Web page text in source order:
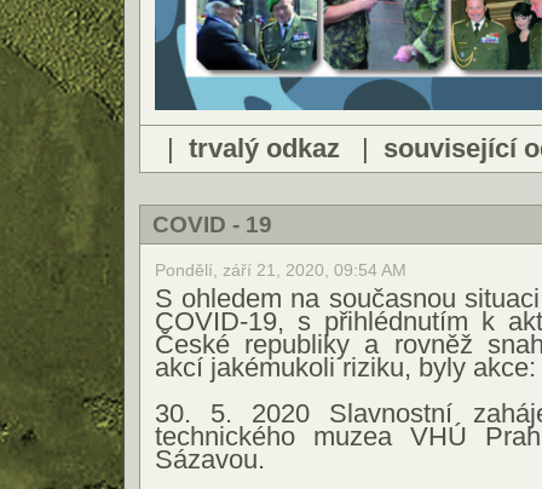
| trvalý odkaz| související
COVID - 19
Pondělí, září 21, 2020, 09:54 AM
S ohledem na současnou
COVID-19, s přihlédnutím k
České republiky a rovněž
akcí jakémukoli riziku, byly akce:
30. 5. 2020 Slavnostní
technického muzea VHÚ
Sázavou.